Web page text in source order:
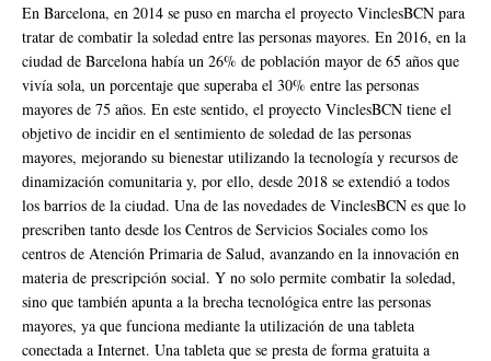
En Barcelona, en 2014 se puso en marcha el proyecto VinclesBCN para
tratar de combatir la soledad entre las personas mayores. En 2016, en la
ciudad de Barcelona había un 26% de población mayor de 65 años que
vivía sola, un porcentaje que superaba el 30% entre las personas
mayores de 75 años. En este sentido, el proyecto VinclesBCN tiene el
objetivo de incidir en el sentimiento de soledad de las personas
mayores, mejorando su bienestar utilizando la tecnología y recursos de
dinamización comunitaria y, por ello, desde 2018 se extendió a todos
los barrios de la ciudad. Una de las novedades de VinclesBCN es que lo
prescriben tanto desde los Centros de Servicios Sociales como los
centros de Atención Primaria de Salud, avanzando en la innovación en
materia de prescripción social. Y no solo permite combatir la soledad,
sino que también apunta a la brecha tecnológica entre las personas
mayores, ya que funciona mediante la utilización de una tableta
conectada a Internet. Una tableta que se presta de forma gratuita a